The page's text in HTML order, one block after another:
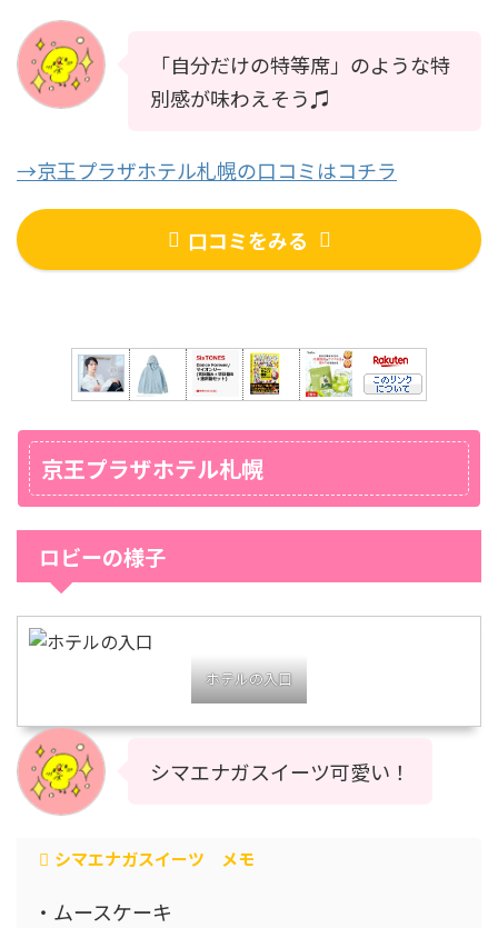
「自分だけの特等席」のような特
別感が味わえそう♫
→京王プラザホテル札幌の口コミはコチラ
口コミをみる
京王プラザホテル札幌
ロビーの様子
ホテルの入口
シマエナガスイーツ可愛い！
シマエナガスイーツ メモ
・ムースケーキ